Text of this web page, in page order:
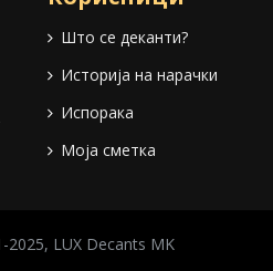
Што се деканти?
Историја на нарачки
Испорака
Моја сметка
LUX Decants MK